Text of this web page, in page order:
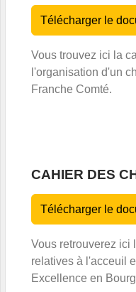
Télécharger le
Vous trouvez ici la
l'organisation d'un
Franche Comté.
CAHIER DES
Télécharger le
Vous retrouverez ici
relatives à l'acceuil
Excellence en